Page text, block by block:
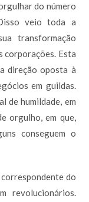
do número
veio toda a
transformação
corporações. Esta
direção oposta à
em guildas.
de humildade, em
orgulho, em que,
conseguem o
do
revolucionários.